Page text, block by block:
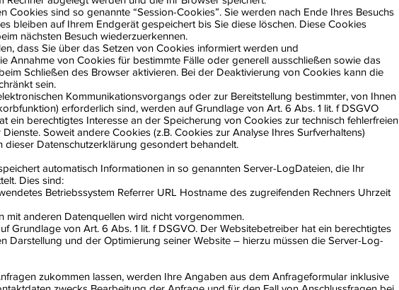
Cookies sind so genannte “Session-Cookies”. Sie werden nach Ende Ihres Besuchs
bleiben auf Ihrem Endgerät gespeichert bis Sie diese löschen. Diese Cookies
nächsten Besuch wiederzuerkennen.
dass Sie über das Setzen von Cookies informiert werden und
Annahme von Cookies für bestimmte Fälle oder generell ausschließen sowie das
Schließen des Browser aktivieren. Bei der Deaktivierung von Cookies kann die
sein.
Kommunikationsvorgangs oder zur Bereitstellung bestimmter, von Ihnen
erforderlich sind, werden auf Grundlage von Art. 6 Abs. 1 lit. f DSGVO
ein berechtigtes Interesse an der Speicherung von Cookies zur technisch fehlerfreien
Soweit andere Cookies (z.B. Cookies zur Analyse Ihres Surfverhaltens)
Datenschutzerklärung gesondert behandelt.
automatisch Informationen in so genannten Server-LogDateien, die Ihr
Dies sind:
Betriebssystem Referrer URL Hostname des zugreifenden Rechners Uhrzeit
mit anderen Datenquellen wird nicht vorgenommen.
Grundlage von Art. 6 Abs. 1 lit. f DSGVO. Der Websitebetreiber hat ein berechtigtes
Darstellung und der Optimierung seiner Website – hierzu müssen die Server-Log-
zukommen lassen, werden Ihre Angaben aus dem Anfrageformular inklusive